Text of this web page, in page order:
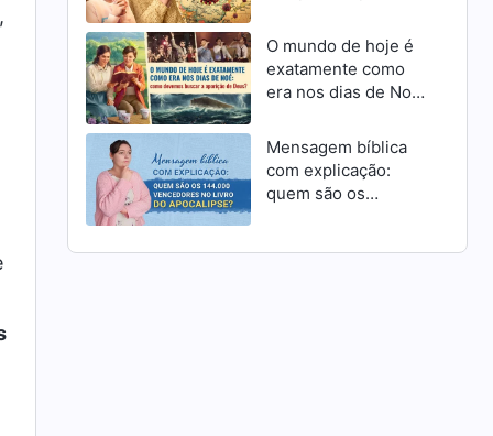
misericórdia de
Deus como cristãos
O mundo de hoje é
exatamente como
era nos dias de Noé:
buscar a aparição de
Deus?
Mensagem bíblica
com explicação:
quem são os